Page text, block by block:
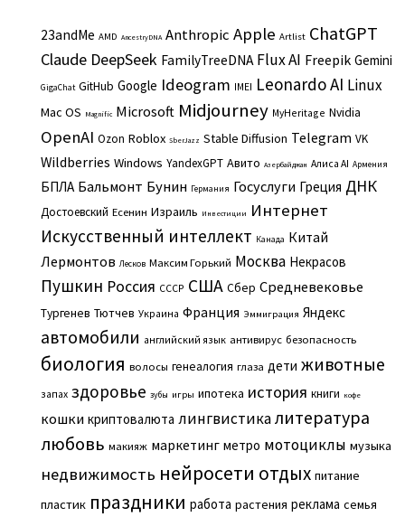
23andMe AMD AncestryDNA Anthropic Apple Artlist ChatGPT
Claude DeepSeek FamilyTreeDNA Flux AI Freepik Gemini
GigaChat GitHub Google Ideogram IMEI Leonardo AI Linux
Mac OS Magnific Microsoft Midjourney MyHeritage Nvidia
OpenAI Ozon Roblox SberJazz Stable Diffusion Telegram VK
Wildberries Windows YandexGPT Авито Азербайджан Алиса AI Армения
БПЛА Бальмонт Бунин Германия Госуслуги Греция ДНК
Достоевский Есенин Израиль Инвестиции Интернет
Искусственный интеллект Канада Китай
Лермонтов Лесков Максим Горький Москва Некрасов
Пушкин Россия СССР США Сбер Средневековье
Тургенев Тютчев Украина Франция Эммиграция Яндекс
автомобили английский язык антивирус безопасность
биология волосы генеалогия глаза дети животные
запах здоровье зубы игры ипотека история книги кофе
кошки криптовалюта лингвистикалитература
любовь макияж маркетинг метро мотоциклы музыка
недвижимость нейросети отдых питание
пластик праздники работа растения реклама семья